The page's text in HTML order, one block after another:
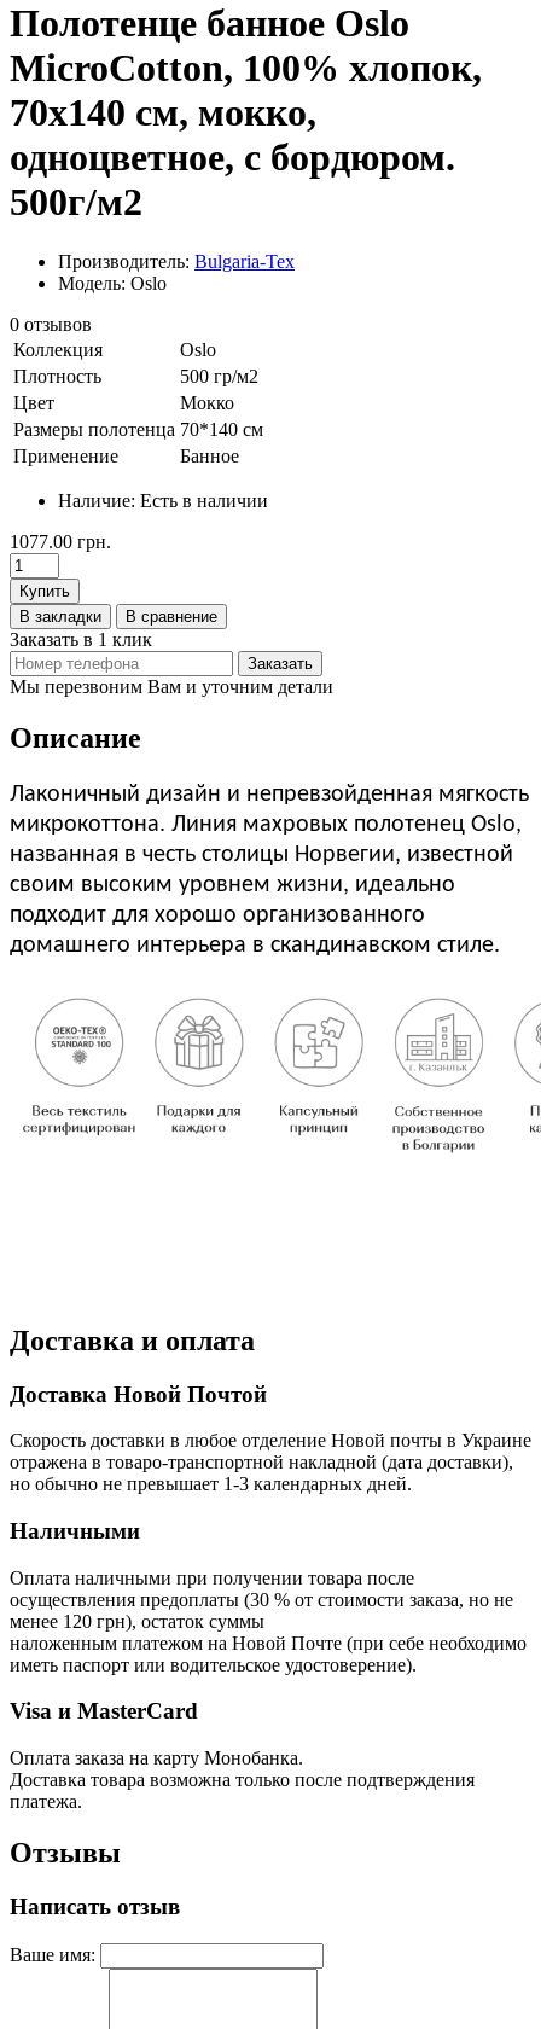
Полотенце банное Oslo
MicroCotton, 100% хлопок,
70x140 см, мокко,
одноцветное, с бордюром.
500г/м2
Производитель: Bulgaria-Tex
Модель: Oslo
0 отзывов
Коллекция
Oslo
Плотность
500 гр/м2
Цвет
Мокко
Размеры полотенца 70*140 см
Применение
Банное
Наличие: Есть в наличии
1077.00 грн.
Купить
В закладки
В сравнение
Заказать в 1 клик
Заказать
Мы перезвоним Вам и уточним детали
Описание
Лаконичный дизайн и непревзойденная мягкость
микрокоттона. Линия махровых полотенец Oslo,
названная в честь столицы Норвегии, известной
своим высоким уровнем жизни, идеально
подходит для хорошо организованного
домашнего интерьера в скандинавском стиле.
Доставка и оплата
Доставка Новой Почтой
Скорость доставки в любое отделение Новой почты в Украине
отражена в товаро-транспортной накладной (дата доставки),
но обычно не превышает 1-3 календарных дней.
Наличными
Оплата наличными при получении товара после
осуществления предоплаты (30 % от стоимости заказа, но не
менее 120 грн), остаток суммы
наложенным платежом на Новой Почте (при себе необходимо
иметь паспорт или водительское удостоверение).
Visa и MasterCard
Оплата заказа на карту Монобанка.
Доставка товара возможна только после подтверждения
платежа.
Отзывы
Написать отзыв
Ваше имя: